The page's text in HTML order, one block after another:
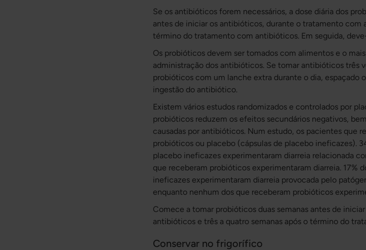
Se os antibióticos forem necessários, a dose diária dos
antes de iniciar os antibióticos, durante o tratamento com
término do tratamento com antibióticos. Em seguida,
Os probióticos devem ser tomados com alimentos e o
administração dos antibióticos. Se tomar antibióticos três
probióticos com um lanche extra durante o dia, espaçado
ingestão do antibiótico.
Existem vários estudos randomizados e controlados por
probióticos reduzem os efeitos secundários negativos,
causadas por antibióticos. Num estudo, os pacientes que
probióticos ou placebo (cápsulas de placebo ineficazes).
placebo ineficazes experimentaram diarreia relacionada
que receberam probióticos experimentaram diarreia. 17%
ineficazes experimentaram diarreia provocada pelo
enquanto nenhum dos que receberam probióticos
Comece a tomar probióticos duas semanas antes de
antibióticos e três a quatro semanas após o término do
Conservar no frigorífico